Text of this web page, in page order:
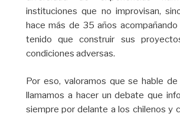
instituciones que no improvisan,
hace más de 35 años
tenido que construir sus
condiciones adversas.
Por eso, valoramos que se hable
llamamos a hacer un debate que
siempre por delante a los chilenos y